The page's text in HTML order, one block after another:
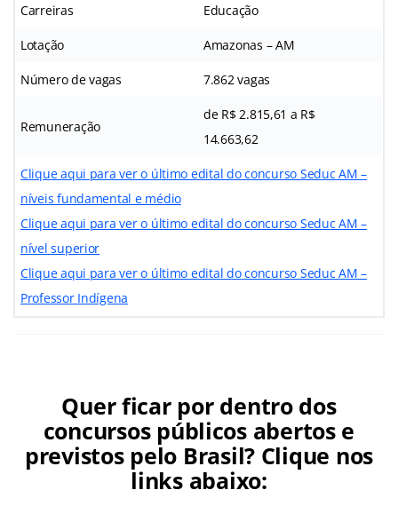
Carreiras Educação
Lotação Amazonas – AM
Número de vagas 7.862 vagas
Remuneração
de R$ 2.815,61 a R$
14.663,62
Clique aqui para ver o último edital do concurso Seduc AM –
níveis fundamental e médio
Clique aqui para ver o último edital do concurso Seduc AM –
nível superior
Clique aqui para ver o último edital doconcurso Seduc AM –
Professor Indígena
Quer ficar por dentro dos
concursos públicos abertos e
previstos pelo Brasil? Clique nos
links abaixo: